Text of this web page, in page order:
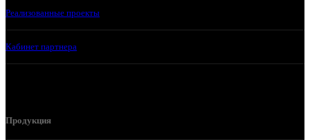
Реализованные проекты
Кабинет партнера
Продукция